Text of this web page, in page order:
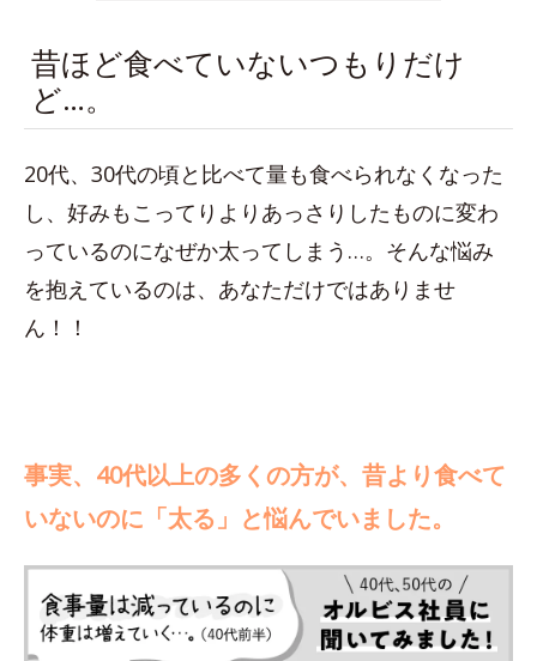
昔ほど食べていないつもりだけ
ど…。
20代、30代の頃と比べて量も食べられなくなった
し、好みもこってりよりあっさりしたものに変わ
っているのになぜか太ってしまう…。そんな悩み
を抱えているのは、あなただけではありませ
ん！！
事実、40代以上の多くの方が、昔より食べて
いないのに「太る」と悩んでいました。